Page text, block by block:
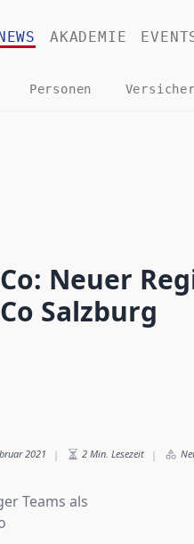
AKADEMIE
Personen
Neuer
Salzburg
2021 | 2 Min. Lesezeit |
Teams als